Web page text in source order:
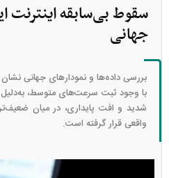
سقوط بی‌سابقه اینترنت
جهانی
با وجود ثبت سرعت‌های متوسط،
شدید و افت پایداری، در میان
واقعی قرار گرفته است.